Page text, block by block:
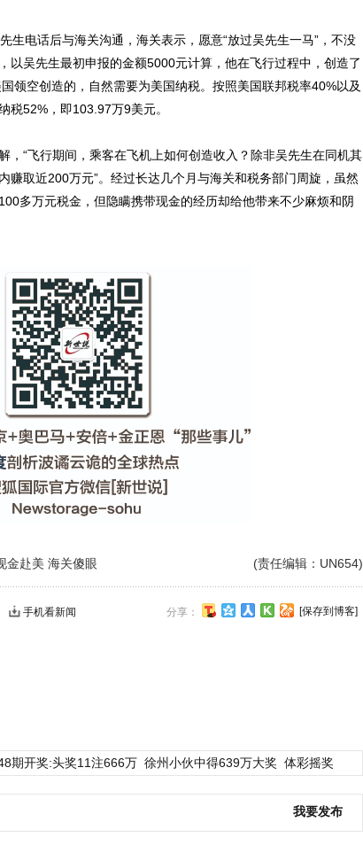
电话后与海关沟通，海关表示，愿意“放过吴先生一马”，不没
以吴先生最初申报的金额5000元计算，他在飞行过程中，创造了
领空创造的，自然需要为美国纳税。按照美国联邦税率40%以及
税52%，即103.97万9美元。
“飞行期间，乘客在飞机上如何创造收入？除非吴先生在同机其
赚取近200万元”。经过长达几个月与海关和税务部门周旋，虽然
多万元税金，但隐瞒携带现金的经历却给他带来不少麻烦和阴
(责任编辑：UN654)
金赴美 海关傻眼
分享： [保存到博客]
手机看新闻
期开奖:头奖11注666万 徐州小伙中得639万大奖 体彩摇奖
我要发布